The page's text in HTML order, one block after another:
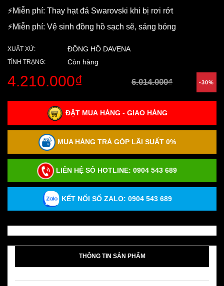
⚡️Miễn phí: Thay hạt đá Swarovski khi bị rơi rớt
⚡️Miễn phí: Vệ sinh đồng hồ sạch sẽ, sáng bóng
XUẤT XỨ: ĐỒNG HỒ DAVENA
TÌNH TRẠNG: Còn hàng
4.210.000₫ 6.014.000₫ -30%
ĐẶT MUA HÀNG - GIAO HÀNG
MUA HÀNG TRẢ GÓP LÃI SUẤT 0%
LIÊN HỆ SỐ HOTLINE: 0904 543 689
KẾT NỐI SỐ ZALO: 0904 543 689
THÔNG TIN SẢN PHẨM